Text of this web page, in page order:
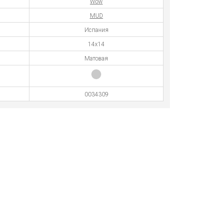
Wow
MUD
Испания
14x14
Матовая
0034309